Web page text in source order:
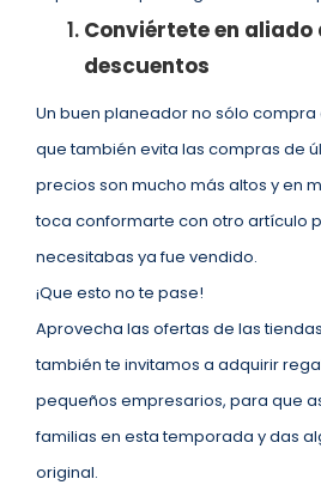
Conviértete en aliado
descuentos
Un buen planeador no sólo
que también evita las compras de
precios son mucho más altos y en
toca conformarte con otro artículo
necesitabas ya fue vendido.
¡Que esto no te pase!
Aprovecha las ofertas de las
también te invitamos a adquirir
pequeños empresarios, para que
familias en esta temporada y das
original.